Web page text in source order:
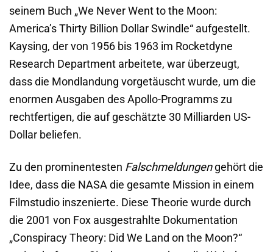
seinem Buch „We Never Went to the Moon:
America’s Thirty Billion Dollar Swindle“ aufgestellt.
Kaysing, der von 1956 bis 1963 im Rocketdyne
Research Department arbeitete, war überzeugt,
dass die Mondlandung vorgetäuscht wurde, um die
enormen Ausgaben des Apollo-Programms zu
rechtfertigen, die auf geschätzte 30 Milliarden US-
Dollar beliefen.
Zu den prominentesten Falschmeldungengehört die
Idee, dass die NASA die gesamte Mission in einem
Filmstudio inszenierte. Diese Theorie wurde durch
die 2001 von Fox ausgestrahlte Dokumentation
„Conspiracy Theory: Did We Land on the Moon?“